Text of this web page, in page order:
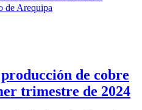
de cobre
trimestre de 2024